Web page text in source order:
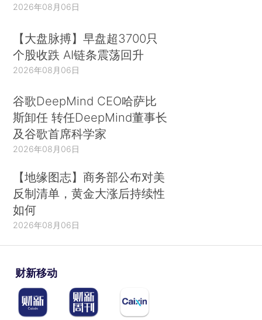
2026年08月06日
【大盘脉搏】早盘超3700只
个股收跌 AI链条震荡回升
2026年08月06日
谷歌DeepMind CEO哈萨比
斯卸任 转任DeepMind董事长
及谷歌首席科学家
2026年08月06日
【地缘图志】商务部公布对美
反制清单，黄金大涨后持续性
如何
2026年08月06日
财新移动